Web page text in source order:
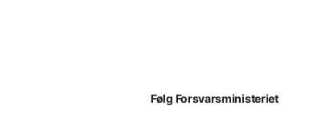
Følg Forsvarsministeriet